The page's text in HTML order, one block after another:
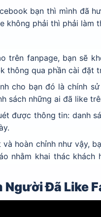
bạn thì mình đã
không phải thì phải làm
trên fanpage, bạn sẽ
thông qua phần cài đặt
cho bạn đó là chính
sách những ai đã like
được thông tin: danh
hoàn chỉnh như vậy,
nhằm khai thác
Đã Like